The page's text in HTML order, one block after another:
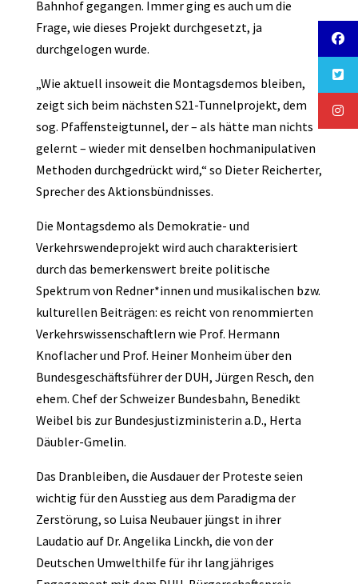
Bahnhof gegangen. Immer ging es auch um die
Frage, wie dieses Projekt durchgesetzt, ja
durchgelogen wurde.
„Wie aktuell insoweit die Montagsdemos bleiben,
zeigt sich beim nächsten S21-Tunnelprojekt, dem
sog. Pfaffensteigtunnel, der – als hätte man nichts
gelernt – wieder mit denselben hochmanipulativen
Methoden durchgedrückt wird,“ so Dieter Reicherter,
Sprecher des Aktionsbündnisses.
Die Montagsdemo als Demokratie- und
Verkehrswendeprojekt wird auch charakterisiert
durch das bemerkenswert breite politische
Spektrum von Redner*innen und musikalischen bzw.
kulturellen Beiträgen: es reicht von renommierten
Verkehrswissenschaftlern wie Prof. Hermann
Knoflacher und Prof. Heiner Monheim über den
Bundesgeschäftsführer der DUH, Jürgen Resch, den
ehem. Chef der Schweizer Bundesbahn, Benedikt
Weibel bis zur Bundesjustizministerin a.D., Herta
Däubler-Gmelin.
Das Dranbleiben, die Ausdauer der Proteste seien
wichtig für den Ausstieg aus dem Paradigma der
Zerstörung, so Luisa Neubauer jüngst in ihrer
Laudatio auf Dr. Angelika Linckh, die von der
Deutschen Umwelthilfe für ihr langjähriges